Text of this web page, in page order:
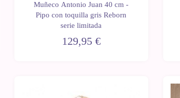
Muñeco Antonio Juan 40 cm -
Pipo con toquilla gris Reborn
serie limitada
129,95 €